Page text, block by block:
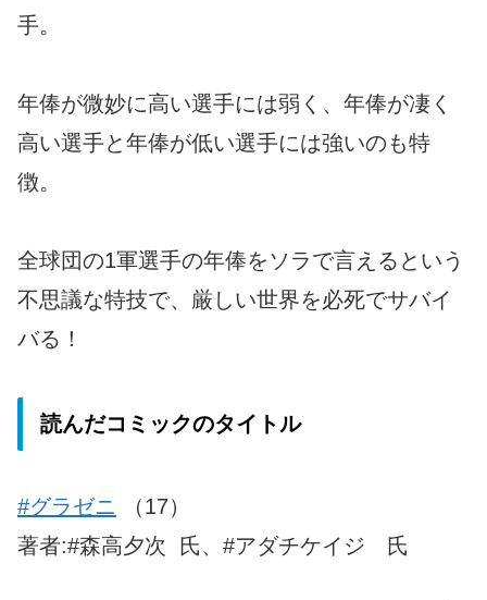
手。
年俸が微妙に高い選手には弱く、年俸が凄く
高い選手と年俸が低い選手には強いのも特
徴。
全球団の1軍選手の年俸をソラで言えるという
不思議な特技で、厳しい世界を必死でサバイ
バる！
読んだコミックのタイトル
#グラゼニ （17）
著者:#森高夕次 氏、#アダチケイジ 氏